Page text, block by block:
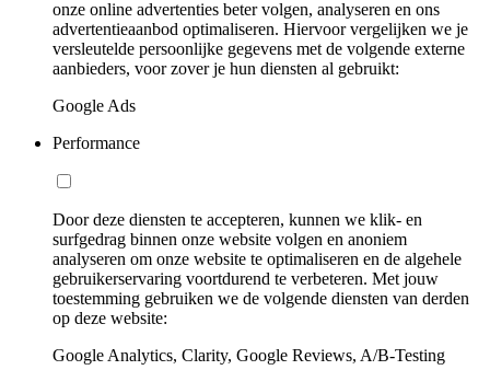
onze online advertenties beter volgen, analyseren en ons
advertentieaanbod optimaliseren. Hiervoor vergelijken we je
versleutelde persoonlijke gegevens met de volgende externe
aanbieders, voor zover je hun diensten al gebruikt:
Google Ads
Performance
Door deze diensten te accepteren, kunnen we klik- en
surfgedrag binnen onze website volgen en anoniem
analyseren om onze website te optimaliseren en de algehele
gebruikerservaring voortdurend te verbeteren. Met jouw
toestemming gebruiken we de volgende diensten van derden
op deze website:
Google Analytics, Clarity, Google Reviews, A/B-Testing